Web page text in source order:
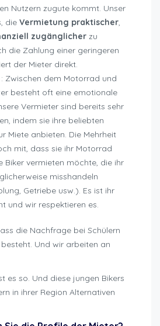
Nutzern zugute kommt. Unser
die Vermietung praktischer
zugänglicher zu
die Zahlung einer geringeren
der Mieter direkt.
: Zwischen dem Motorrad und
besteht oft eine emotionale
Vermieter sind bereits sehr
indem sie ihre beliebten
Miete anbieten. Die Mehrheit
mit, dass sie ihr Motorrad
Biker vermieten möchte, die ihr
misshandeln
Getriebe usw.). Es ist ihr
und wir respektieren es.
die Nachfrage bei Schülern
Und wir arbeiten an
es so. Und diese jungen Bikers
in ihrer Region Alternativen